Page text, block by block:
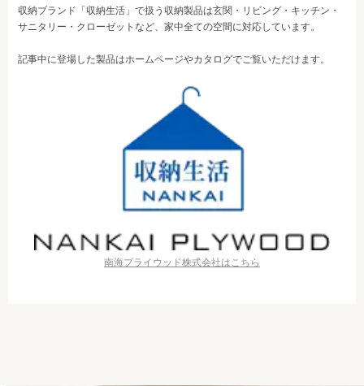
収納ブランド「収納生活」で扱う収納製品は玄関・リビング・キッチン・
サニタリー・クローゼットなど、家中全ての空間に対応しています。
記事中に登場した製品はホームページやカタログでご覧いただけます。
南海プライウッド株式会社はこちら